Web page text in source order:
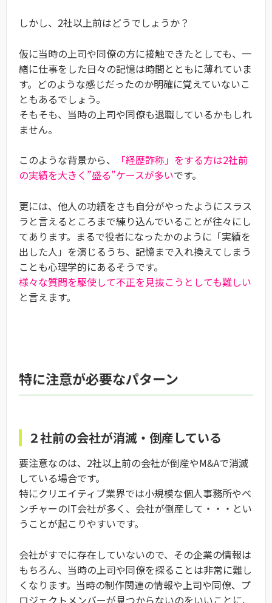
しかし、2社以上前はどうでしょうか？
仮に当時の上司や同僚の方に接触できたとしても、一
緒に仕事をした日々の記憶は時間とともに薄れていま
す。どのような感じだったのか明確に覚えていないこ
ともあるでしょう。
そもそも、当時の上司や同僚も退職しているかもしれ
ません。
このような背景から、
「経歴詐称」をする方は2社前
の実績を大きく”盛る”ケースが多いです。
更には、他人の功績をさも自分がやったようにスラス
ラと言えるところまで練り込んでいることが往々にし
てあります。まるで役者になったかのように「実績を
出した人」を演じるうち、記憶まで入れ換えてしまう
ことも心理学的にあるそうです。
様々な質問を駆使して不正を見抜こうとしても難しい
と言えます。
特に注意が必要なパターン
２社前の会社が消滅・倒産している
要注意なのは、2社以上前の会社が倒産やM&Aで消滅
している場合です。
特にクリエイティブ業界では小規模な個人事務所やベ
ンチャーのIT会社が多く、会社が倒産して・・・とい
うことが起こりやすいです。
会社がすでに存在していないので、その企業の情報は
もちろん、当時の上司や同僚を探ることは非常に難し
くなります。当時の制作関連の情報や上司や同僚、プ
ロジェクトメンバーが見つからないのをいいことに、